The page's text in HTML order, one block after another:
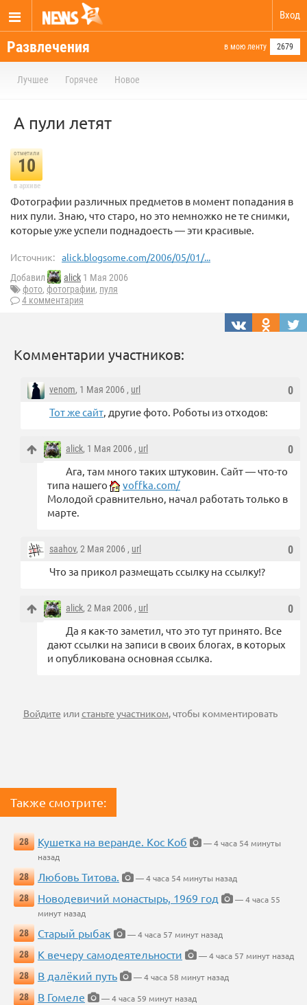
Вход
Развлечения в мою ленту 2679
Лучшее Горячее Новое
А пули летят
отметили
10
в архиве
Фотографии различных предметов в момент попадания в
них пули. Знаю, что старо, но это немножко не те снимки,
которые уже успели поднадоесть — эти красивые.
Источник: alick.blogsome.com/2006/05/01/...
Добавил alick 1 Мая 2006
фото, фотографии, пуля
4 комментария
Комментарии участников:
0
venom, 1 Мая 2006 , url
Тот же сайт, другие фото. Роботы из отходов:
0
alick, 1 Мая 2006 , url
Ага, там много таких штуковин. Сайт — что-то
типа нашего
voffka.com/
Молодой сравнительно, начал работать только в
марте.
0
saahov, 2 Мая 2006 , url
Что за прикол размещать ссылку на ссылку!?
0
alick, 2 Мая 2006 , url
Да я как-то заметил, что это тут принято. Все
дают ссылки на записи в своих блогах, в которых
и опубликована основная ссылка.
Войдите илистаньте участником, чтобы комментировать
Также смотрите:
28 Кушетка на веранде. Кос Коб
— 4 часа 54 минуты
назад
28
Любовь Титова.
— 4 часа 54 минуты назад
28
Новодевичий монастырь, 1969 год
— 4 часа 55
минут назад
28
Старый рыбак
— 4 часа 57 минут назад
28
К вечеру самодеятельности
— 4 часа 57 минут назад
28
В далёкий путь
— 4 часа 58 минут назад
28
В Гомеле
— 4 часа 59 минут назад